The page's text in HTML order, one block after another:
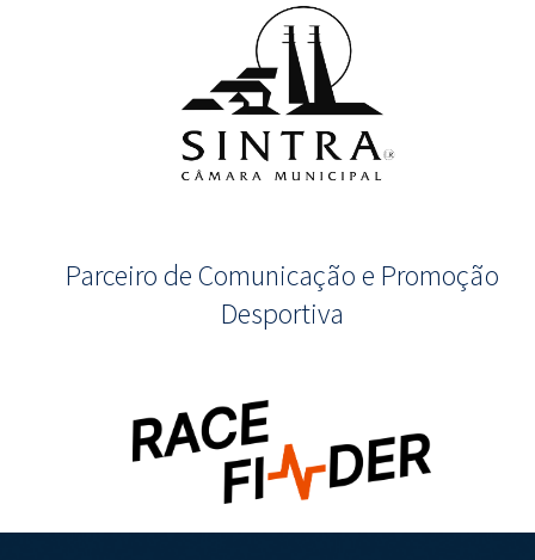
Parceiro de Comunicação e Promoção
Desportiva